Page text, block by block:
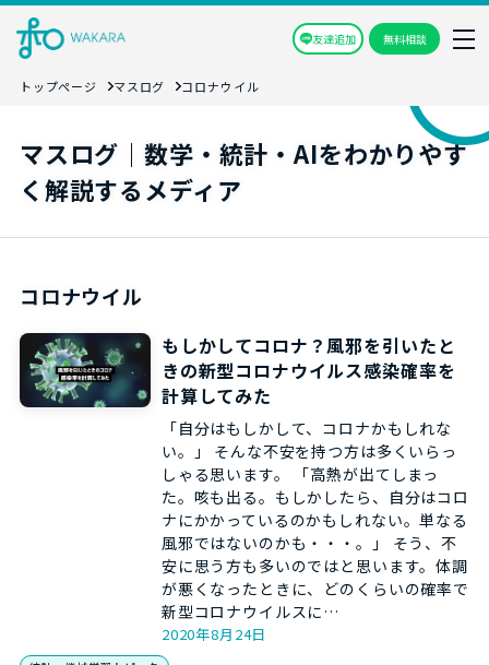
友達追加 無料相談
トップページ マスログ コロナウイル
マスログ｜数学・統計・AIをわかりやす
く解説するメディア
コロナウイル
もしかしてコロナ？風邪を引いたと
きの新型コロナウイルス感染確率を
計算してみた
「自分はもしかして、コロナかもしれな
い。」 そんな不安を持つ方は多くいらっ
しゃる思います。 「高熱が出てしまっ
た。咳も出る。もしかしたら、自分はコロ
ナにかかっているのかもしれない。単なる
風邪ではないのかも・・・。」 そう、不
安に思う方も多いのではと思います。体調
が悪くなったときに、どのくらいの確率で
新型コロナウイルスに…
2020年8月24日